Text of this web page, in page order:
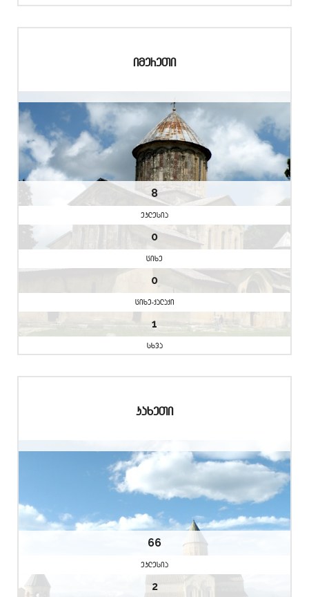
imereTi
8
eklesia
0
cixe
0
cixe-qalaqi
1
sxva
kaxeTi
66
eklesia
2